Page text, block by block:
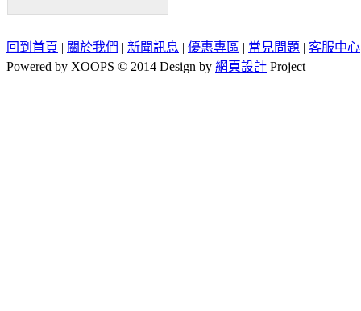
回到首頁 | 關於我們 | 新聞訊息 | 優惠專區 | 常見問題 | 客服中心
Powered by XOOPS © 2014 Design by 網頁設計 Project